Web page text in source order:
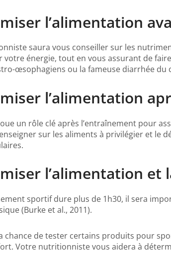
l’alimentation
saura vous conseiller sur les
votre énergie, tout en vous assurant de
œsophagiens ou la fameuse diarrhée du
l’alimentation
un rôle clé après l’entraînement pour
sur les aliments à privilégier et le
l’alimentation et
sportif dure plus de 1h30, il sera
(Burke et al., 2011).
chance de tester certains produits pour
Votre nutritionniste vous aidera à